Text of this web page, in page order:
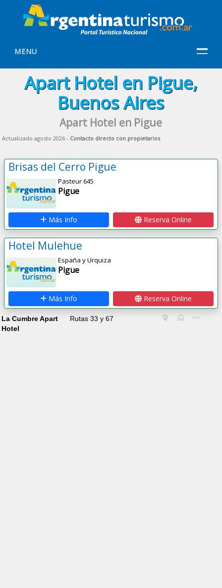
MENU
Apart Hotel en Pigue,
Buenos Aires
Apart Hotel en Pigue
Actualizado agosto 2026 - Contacto directo con propietarios
Brisas del Cerro Pigue
Pasteur 645
Pigue
Más Info Reserva Online
Hotel Mulehue
España y Urquiza
Pigue
Más Info Reserva Online
La Cumbre Apart
Hotel
Rutas 33 y 67